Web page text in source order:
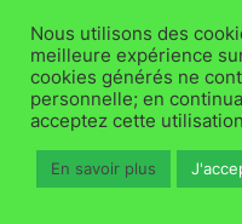
Conçu
Nous utilisons des
meilleure expérience
cookies générés ne
personnelle; en
acceptez cette
En savoir plus